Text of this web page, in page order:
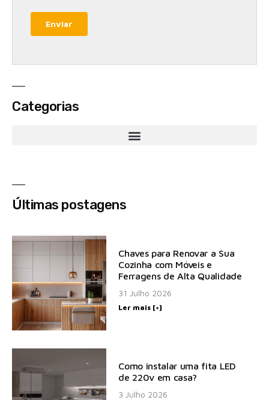
Categorias
Últimas postagens
Chaves para Renovar a Sua
Cozinha com Móveis e
Ferragens de Alta Qualidade
31 Julho 2026
Ler mais [+]
Como instalar uma fita LED
de 220v em casa?
3 Julho 2026